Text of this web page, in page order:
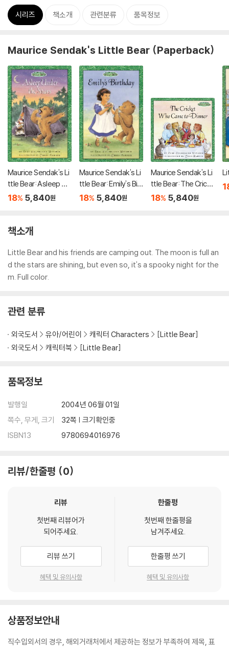
시리즈 책소개 관련분류 품목정보
Maurice Sendak's Little Bear (Paperback)
Maurice Sendak's Li
ttle Bear: Asleep Un
der the Stars
18% 5,840원
Maurice Sendak's Li
ttle Bear: Emily's Birt
hday
18% 5,840원
Maurice Sendak's Li
ttle Bear: The Crick
et Who Came to Din
18% 5,840원
책소개
Little Bear and his friends are camping out. The moon is full an
d the stars are shining, but even so, it's a spooky night for the
m. Full color.
관련 분류
외국도서 유아/어린이 캐릭터 Characters
[Little Bear]
외국도서
캐릭터북 [Little Bear]
품목정보
발행일
2004년 06월 01일
쪽수, 무게, 크기
32쪽 | 크기확인중
ISBN13
9780694016976
리뷰/한줄평 0
리뷰
첫번째 리뷰어가
되어주세요.
리뷰 쓰기
혜택 및 유의사항
한줄평
첫번째 한줄평을
남겨주세요.
한줄평 쓰기
혜택 및 유의사항
상품정보안내
직수입외서의 경우, 해외거래처에서 제공하는 정보가 부족하여 제목, 표